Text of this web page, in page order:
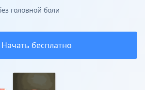
головной боли
Начать бесплатно